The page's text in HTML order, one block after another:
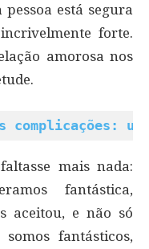
está segura
forte.
amorosa nos
complicações:
mais nada:
fantástica,
aceitou, e não só
fantásticos,